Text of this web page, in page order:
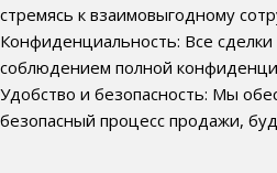
стремясь к взаимовыгодному
Конфиденциальность: Все сделки
соблюдением полной
Удобство и безопасность: Мы
безопасный процесс продажи,